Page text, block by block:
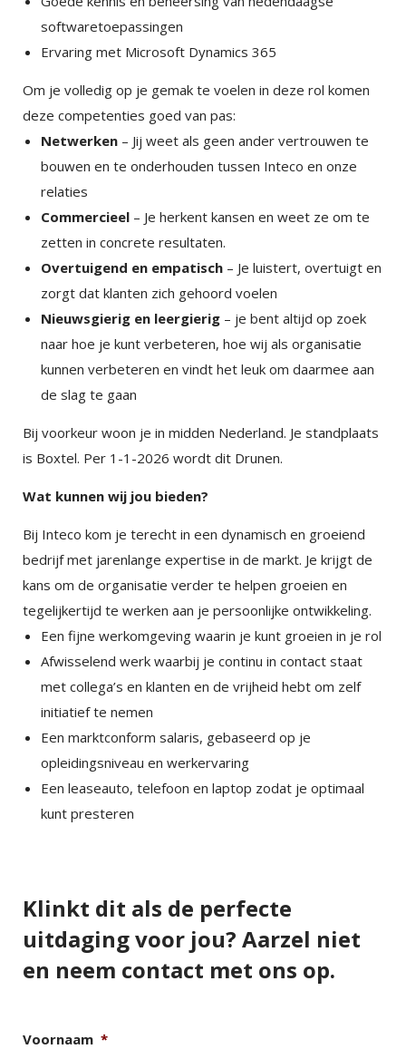
softwaretoepassingen
Ervaring met Microsoft Dynamics 365
Om je volledig op je gemak te voelen in deze rol komen
deze competenties goed van pas:
Netwerken – Jij weet als geen ander vertrouwen te
bouwen en te onderhouden tussen Inteco en onze
relaties
Commercieel – Je herkent kansen en weet ze om te
zetten in concrete resultaten.
Overtuigend en empatisch – Je luistert, overtuigt en
zorgt dat klanten zich gehoord voelen
Nieuwsgierig en leergierig – je bent altijd op zoek
naar hoe je kunt verbeteren, hoe wij als organisatie
kunnen verbeteren en vindt het leuk om daarmee aan
de slag te gaan
Bij voorkeur woon je in midden Nederland. Je standplaats
is Boxtel. Per 1-1-2026 wordt dit Drunen.
Wat kunnen wij jou bieden?
Bij Inteco kom je terecht in een dynamisch en groeiend
bedrijf met jarenlange expertise in de markt. Je krijgt de
kans om de organisatie verder te helpen groeien en
tegelijkertijd te werken aan je persoonlijke ontwikkeling.
Een fijne werkomgeving waarin je kunt groeien in je rol
Afwisselend werk waarbij je continu in contact staat
met collega’s en klanten en de vrijheid hebt om zelf
initiatief te nemen
Een marktconform salaris, gebaseerd op je
opleidingsniveau en werkervaring
Een leaseauto, telefoon en laptop zodat je optimaal
kunt presteren
Klinkt dit als de perfecte
uitdaging voor jou? Aarzel niet
en neem contact met ons op.
Voornaam *
Facebook
Twitter
LinkedIn